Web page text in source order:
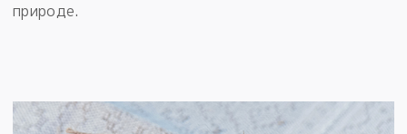
природе.